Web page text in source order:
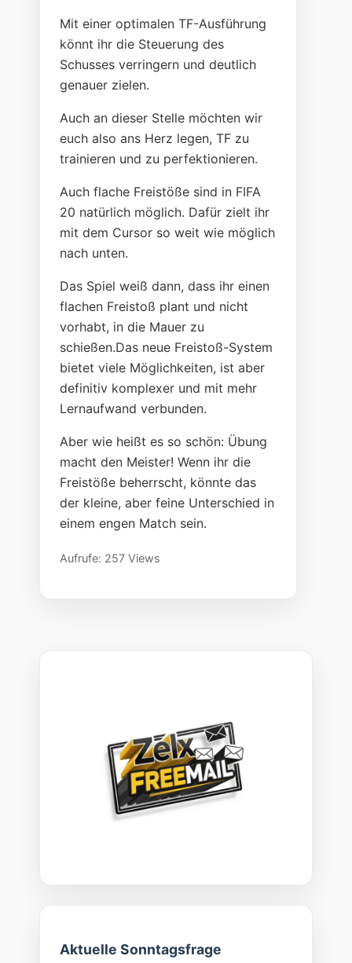
Mit einer optimalen TF-Ausführung
könnt ihr die Steuerung des
Schusses verringern und deutlich
genauer zielen.
Auch an dieser Stelle möchten wir
euch also ans Herz legen, TF zu
trainieren und zu perfektionieren.
Auch flache Freistöße sind in FIFA
20 natürlich möglich. Dafür zielt ihr
mit dem Cursor so weit wie möglich
nach unten.
Das Spiel weiß dann, dass ihr einen
flachen Freistoß plant und nicht
vorhabt, in die Mauer zu
schießen.Das neue Freistoß-System
bietet viele Möglichkeiten, ist aber
definitiv komplexer und mit mehr
Lernaufwand verbunden.
Aber wie heißt es so schön: Übung
macht den Meister! Wenn ihr die
Freistöße beherrscht, könnte das
der kleine, aber feine Unterschied in
einem engen Match sein.
Aufrufe: 257 Views
Aktuelle Sonntagsfrage